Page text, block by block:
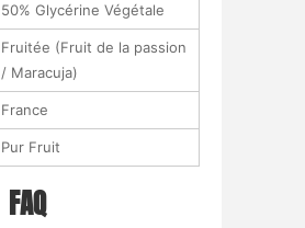
50% Glycérine Végétale
Fruitée (Fruit de la passion
/ Maracuja)
France
Pur Fruit
FAQ